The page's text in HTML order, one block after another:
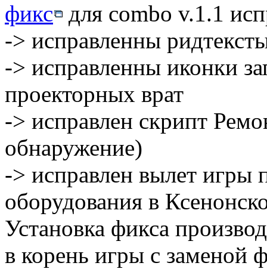
фикс
для combo v.1.1
-> исправленны
-> исправленны иконки
проекторных врат
-> исправлен скрипт
обнаружение)
-> исправлен вылет игры
оборудования в
Установка фикса
в корень игры с заменой